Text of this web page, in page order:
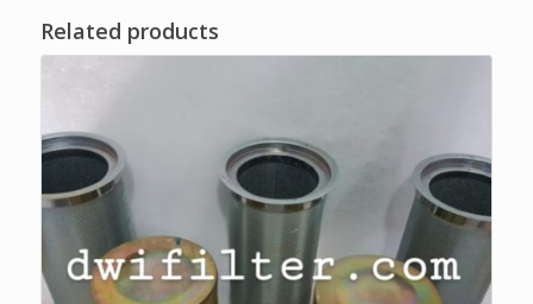
Related products